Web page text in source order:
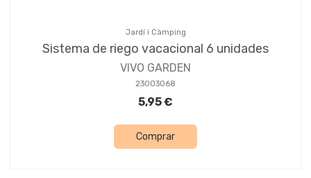
Jardí i Càmping
Sistema de riego vacacional 6 unidades
VIVO GARDEN
23003068
5,95 €
Comprar